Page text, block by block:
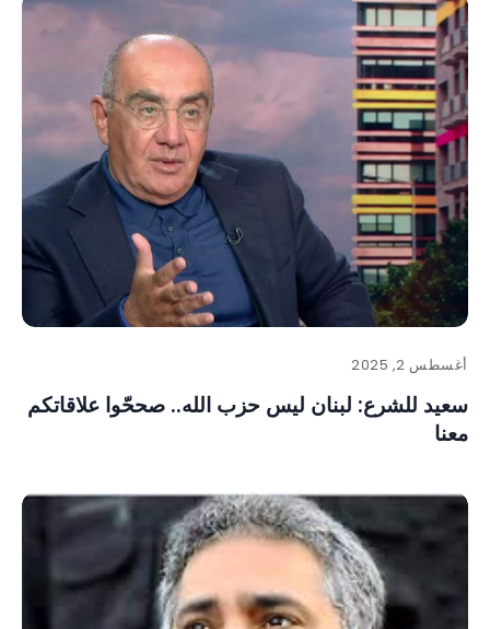
أغسطس 2, 2025
سعيد للشرع: لبنان ليس حزب الله.. صححّوا علاقاتكم
معنا